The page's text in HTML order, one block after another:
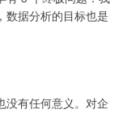
数据分析的目标也是
没有任何意义。对企